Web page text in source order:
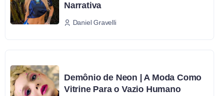
Narrativa
Daniel Gravelli
Demônio de Neon | A Moda Como
Vitrine Para o Vazio Humano